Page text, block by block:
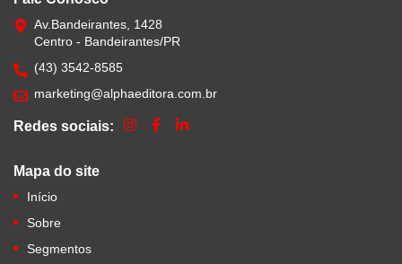
Av.Bandeirantes, 1428
Centro - Bandeirantes/PR
(43) 3542-8585
marketing@alphaeditora.com.br
Redes sociais:
Mapa do site
Início
Sobre
Segmentos